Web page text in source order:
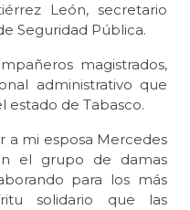
León, secretario
Seguridad Pública.
magistrados,
administrativo que
estado de Tabasco.
a mi esposa Mercedes
el grupo de damas
para los más
solidario que las